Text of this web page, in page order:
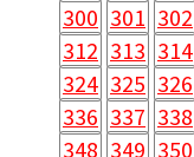
300 301 302
312 313 314
324 325 326
336 337 338
348 349 350